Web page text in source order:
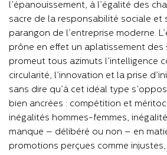
l’épanouissement, à l’égalité des
sacre de la responsabilité sociale et
parangon de l’entreprise moderne.
prône en effet un aplatissement des
promeut tous azimuts l’intelligence
circularité, l’innovation et la prise
sans dire qu’à cet idéal type
bien ancrées : compétition et
inégalités hommes-femmes,
manque – délibéré ou non – en
promotions perçues comme injustes,